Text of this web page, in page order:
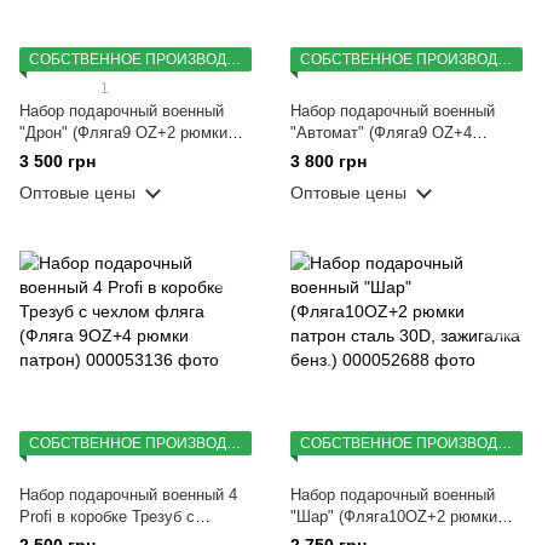
СОБСТВЕННОЕ ПРОИЗВОДСТВО
1
Набор подарочный военный
"Дрон" (Фляга9 OZ+2 рюмки
патрон сталь, зажигалка бенз.,
3 500 грн
Оптовые цены
СОБСТВЕННОЕ ПРОИЗВОДСТВО
Набор подарочный военный
"Автомат" (Фляга9 OZ+4
рюмки патрон сталь,
зажигалка бенз., лейка)
3 800 грн
Оптовые цены
СОБСТВЕННОЕ ПРОИЗВОДСТВО
Набор подарочный военный 4
Profi в коробке Трезуб с
чехлом фляга (Фляга 9OZ+4
СОБСТВЕННОЕ ПРОИЗВОДСТВО
Набор подарочный военный
"Шар" (Фляга10OZ+2 рюмки
патрон сталь 30D, зажигалка